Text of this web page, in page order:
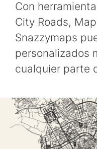
Con
City Roads,
Snazzymaps
personalizados
cualquier parte